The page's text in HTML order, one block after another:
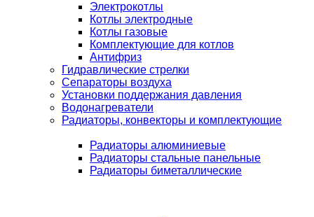
Электрокотлы
Котлы электродные
Котлы газовые
Комплектующие для котлов
Антифриз
Гидравлические стрелки
Сепараторы воздуха
Установки поддержания давления
Водонагреватели
Радиаторы, конвекторы и комплектующие
Радиаторы алюминиевые
Радиаторы стальные панельные
Радиаторы биметаллические